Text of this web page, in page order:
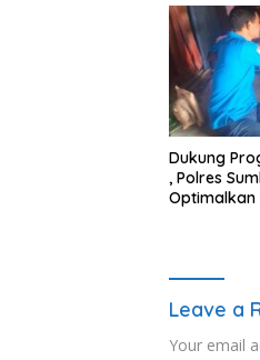
Dukung
, Polres
Optimalkan
Leave a
Your email